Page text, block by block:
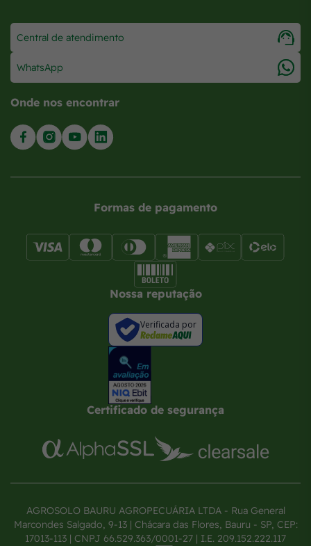
Central de atendimento
WhatsApp
Onde nos encontrar
Formas de pagamento
Nossa reputação
Verificada por
Certificado de segurança
AGROSOLO BAURU AGROPECUÁRIA LTDA - Rua General
Marcondes Salgado, 9-13 | Chácara das Flores, Bauru - SP, CEP:
17013-113 | CNPJ 66.529.363/0001-27 | I.E. 209.152.222.117